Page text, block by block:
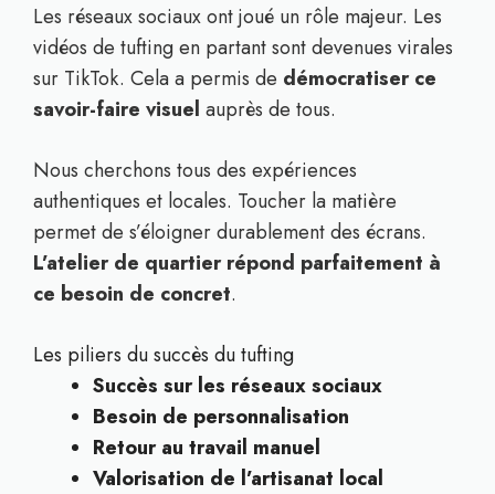
Les réseaux sociaux ont joué un rôle majeur. Les
vidéos de tufting en partant sont devenues virales
sur TikTok. Cela a permis de démocratiser ce
savoir-faire visuel auprès de tous.
Nous cherchons tous des expériences
authentiques et locales. Toucher la matière
permet de s’éloigner durablement des écrans.
L’atelier de quartier répond parfaitement à
ce besoin de concret.
Les piliers du succès du tufting
Succès sur les réseaux sociaux
Besoin de personnalisation
Retour au travail manuel
Valorisation de l’artisanat local